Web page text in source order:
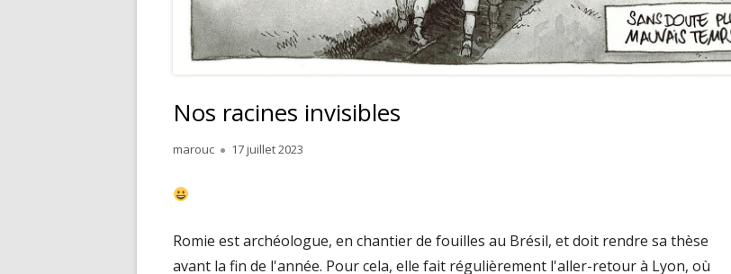
Nos racines invisibles
Author
marouc
Published
17 juillet 2023
Romie est archéologue, en chantier de fouilles au Brésil, et doit rendre sa thèse
avant la fin de l'année. Pour cela, elle fait régulièrement l'aller-retour à Lyon, où